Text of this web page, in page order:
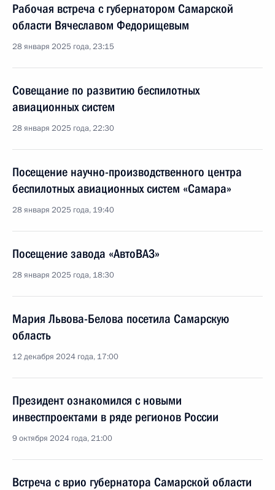
Рабочая встреча с губернатором Самарской
области Вячеславом Федорищевым
28 января 2025 года, 23:15
Совещание по развитию беспилотных
авиационных систем
28 января 2025 года, 22:30
Посещение научно-производственного центра
беспилотных авиационных систем «Самара»
28 января 2025 года, 19:40
Посещение завода «АвтоВАЗ»
28 января 2025 года, 18:30
Мария Львова-Белова посетила Самарскую
область
12 декабря 2024 года, 17:00
Президент ознакомился с новыми
инвестпроектами в ряде регионов России
9 октября 2024 года, 21:00
Встреча с врио губернатора Самарской области